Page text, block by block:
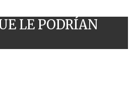
LE PODRÍAN